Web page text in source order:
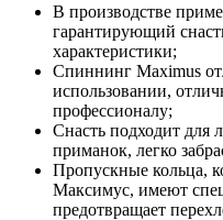
В производстве
гарантирующий
характеристики;
Спиннинг Maximus
использовании,
профессионалу;
Снасть подходит для
приманок, легко
Пропускные кольца,
Максимус, имеют
предотвращает